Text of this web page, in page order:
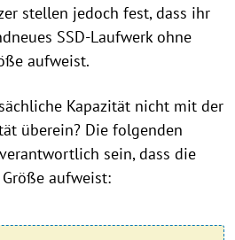
stellen jedoch fest, dass ihr
SSD-Laufwerk ohne
aufweist.
Kapazität nicht mit der
überein? Die folgenden
sein, dass die
aufweist: